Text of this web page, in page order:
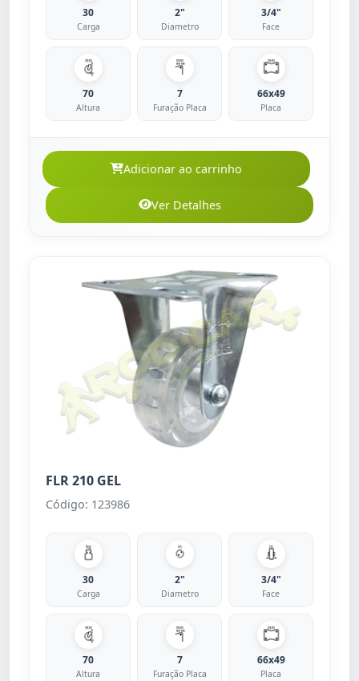
30
Carga
2"
Diametro
3/4"
Face
70
Altura
7
Furação Placa
66x49
Placa
Adicionar ao carrinho
Ver Detalhes
FLR 210 GEL
Código: 123986
30
Carga
2"
Diametro
3/4"
Face
70
Altura
7
Furação Placa
66x49
Placa